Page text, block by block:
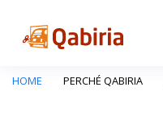
HOME PERCHÉ QABIRIA